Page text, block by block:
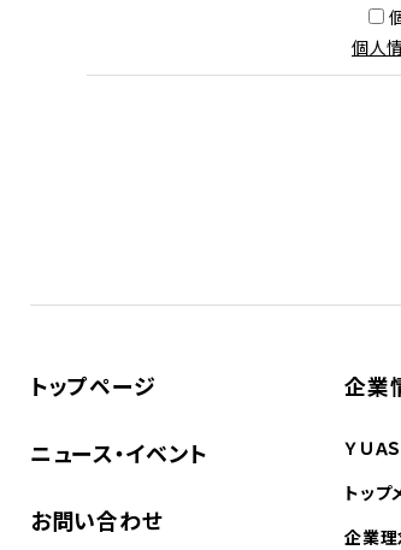
個人
トップページ
ニュース・イベント
お問い合わせ
企業
ＹＵＡ
トップ
企業理